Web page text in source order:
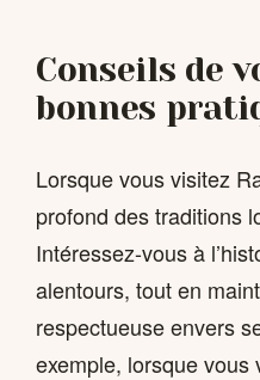
Conseils de
bonnes
Lorsque vous visitez
profond des traditions
Intéressez-vous à
alentours, tout en
respectueuse envers
exemple, lorsque